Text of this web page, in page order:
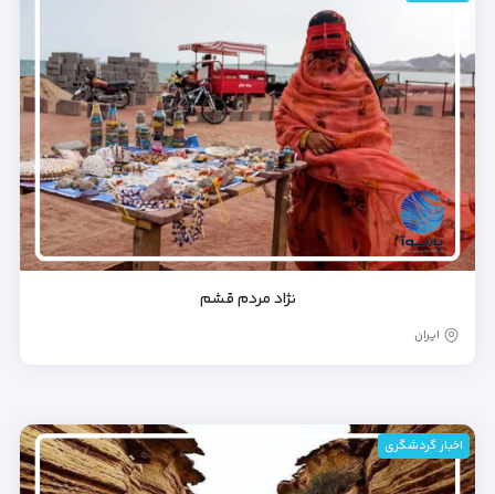
نژاد مردم قشم
ایران
اخبار گردشگری